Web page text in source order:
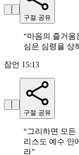
구절 공유
“마음의 즐거움
심은 심령을 상
잠언 15:13
구절 공유
“그리하면 모든
리스도 예수 안
라”